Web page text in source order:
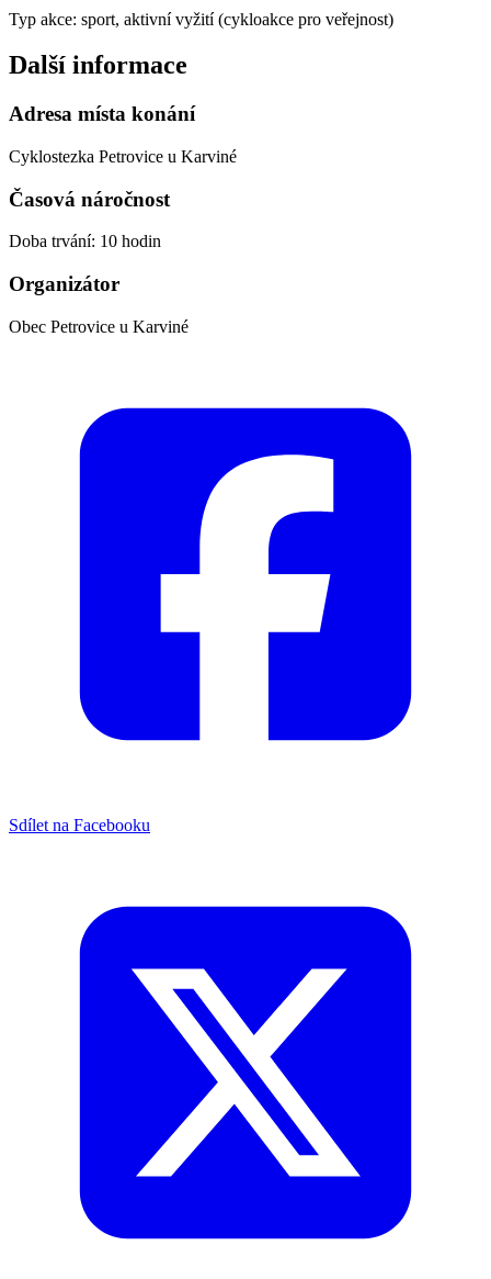
Typ akce: sport, aktivní vyžití (cykloakce pro veřejnost)
Další informace
Adresa místa konání
Cyklostezka Petrovice u Karviné
Časová náročnost
Doba trvání: 10 hodin
Organizátor
Obec Petrovice u Karviné
Sdílet na Facebooku